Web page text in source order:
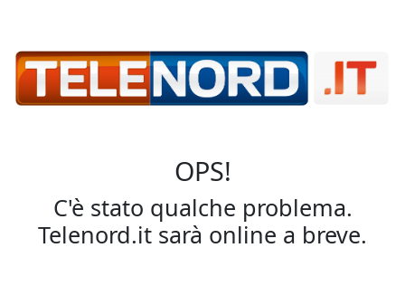
OPS!
C'è stato qualche problema.
Telenord.it sarà online a breve.